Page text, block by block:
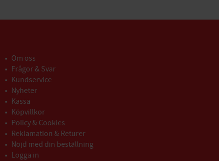
Om oss
Frågor & Svar
Kundservice
Nyheter
Kassa
Köpvillkor
Policy & Cookies
Reklamation & Returer
Nöjd med din beställning
Logga in